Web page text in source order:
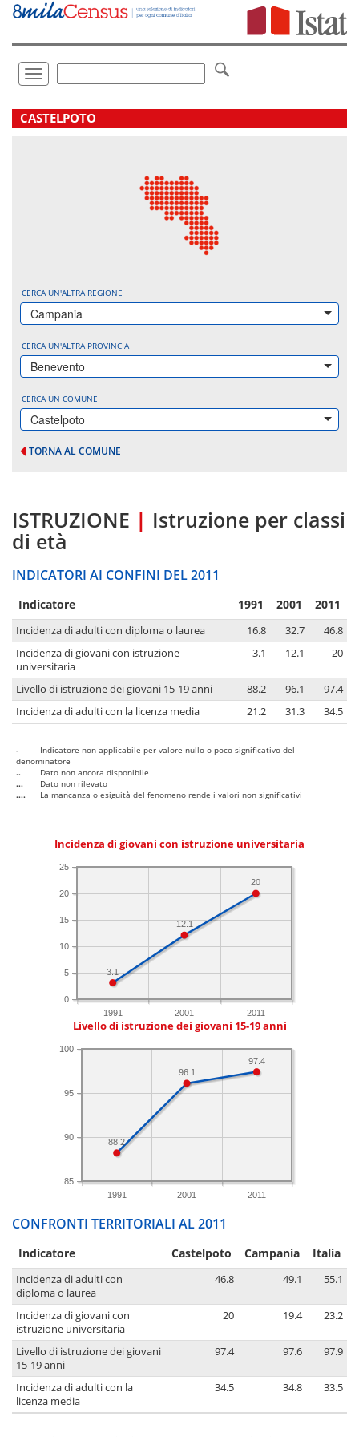
Vai
direttamente
Toggle
navigation
.
CASTELPOTO
CERCA UN'ALTRA REGIONE
Campania
CERCA UN'ALTRA PROVINCIA
Benevento
CERCA UN COMUNE
Castelpoto
TORNA AL COMUNE
ISTRUZIONE | Istruzione per classi
di età
INDICATORI AI CONFINI DEL 2011
Indicatore 1991 2001 2011
Incidenza di adulti con diploma o laurea 16.8 32.7
46.8
Incidenza di giovani con istruzione
universitaria
3.1 12.1 20
Livello di istruzione dei giovani 15-19 anni 88.2 96.1
97.4
Incidenza di adulti con la licenza media
21.2 31.3 34.5
-
Indicatore non applicabile per valore nullo o poco significativo del
denominatore
..
Dato non ancora disponibile
...
Dato non rilevato
....
La mancanza o esiguità del fenomeno rende i valori non significativi
Incidenza di giovani con istruzione universitaria
1991 2001 2011
0
5
10
15
20
25
20
12.1
3.1
Livello di istruzione dei giovani 15-19 anni
1991 2001 2011
85
90
95
100
97.4
96.1
88.2
CONFRONTI TERRITORIALI AL 2011
Indicatore Castelpoto Campania Italia
Incidenza di adulti con
diploma o laurea
46.8 49.1 55.1
Incidenza di giovani con
istruzione universitaria
20 19.4 23.2
Livello di istruzione dei giovani
15-19 anni
97.4 97.6 97.9
Incidenza di adulti con la
licenza media
34.5 34.8 33.5